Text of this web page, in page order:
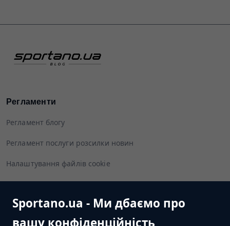
Sportano.ua - Ми дбаємо про
вашу конфіденційність
Регламенти
Регламент блогу
Регламент послуги розсилки новин
Налаштування файлів cookie
Слідуйте за нами